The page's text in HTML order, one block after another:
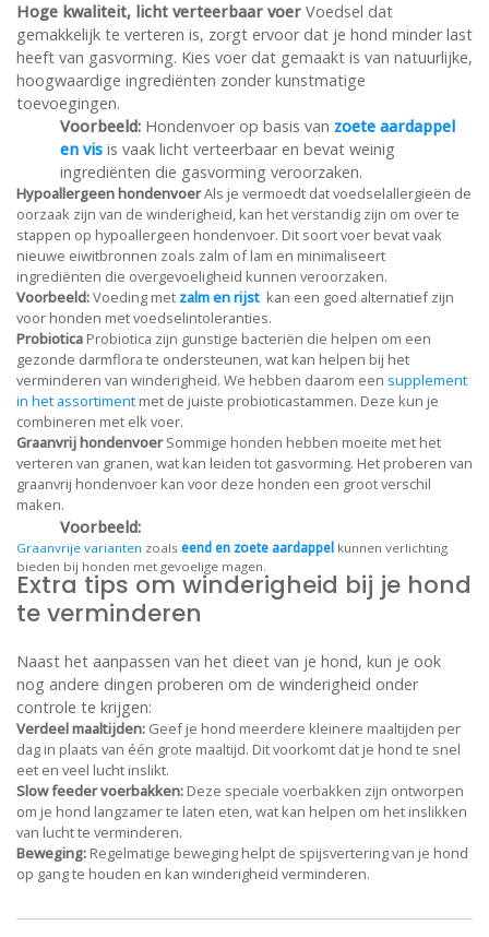
Hoge kwaliteit, licht verteerbaar voer Voedsel dat
gemakkelijk te verteren is, zorgt ervoor dat je hond minder last
heeft van gasvorming. Kies voer dat gemaakt is van natuurlijke,
hoogwaardige ingrediënten zonder kunstmatige
toevoegingen.
Voorbeeld: Hondenvoer op basis van zoete aardappel
en vis is vaak licht verteerbaar en bevat weinig
ingrediënten die gasvorming veroorzaken.
Hypoallergeen hondenvoerAls je vermoedt dat voedselallergieën de
oorzaak zijn van de winderigheid, kan het verstandig zijn om over te
stappen op hypoallergeen hondenvoer. Dit soort voer bevat vaak
nieuwe eiwitbronnen zoals zalm of lam en minimaliseert
ingrediënten die overgevoeligheid kunnen veroorzaken.
Voorbeeld:Voeding met zalmenrijst kan een goed alternatief zijn
voor honden met voedselintoleranties.
Probiotica Probiotica zijn gunstige bacteriën die helpen om een
gezonde darmflora te ondersteunen, wat kan helpen bij het
verminderen van winderigheid. We hebben daarom een supplement
in het assortiment met de juiste probioticastammen. Deze kun je
combineren met elk voer.
Graanvrij hondenvoerSommige honden hebben moeite met het
verteren van granen, wat kan leiden tot gasvorming. Het proberen van
graanvrij hondenvoer kan voor deze honden een groot verschil
maken.
Voorbeeld:
Graanvrije varianten zoals eend en zoete aardappel kunnen verlichting
bieden bij honden met gevoelige magen.
Extra tips om winderigheid bij je hond
te verminderen
Naast het aanpassen van het dieet van je hond, kun je ook
nog andere dingen proberen om de winderigheid onder
controle te krijgen:
Verdeel maaltijden: Geef je hond meerdere kleinere maaltijden per
dag in plaats van één grote maaltijd. Dit voorkomt dat je hond te snel
eet en veel lucht inslikt.
Slow feeder voerbakken: Deze speciale voerbakken zijn ontworpen
om je hond langzamer te laten eten, wat kan helpen om het inslikken
van lucht te verminderen.
Beweging: Regelmatige beweging helpt de spijsvertering van je hond
op gang te houden en kan winderigheid verminderen.